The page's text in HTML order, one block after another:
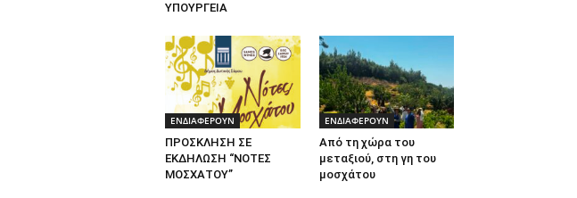
ΥΠΟΥΡΓΕΙΑ
ΕΝΔΙΑΦΕΡΟΥΝ
ΠΡΟΣΚΛΗΣΗ ΣΕ
ΕΚΔΗΛΩΣΗ “ΝΟΤΕΣ
ΜΟΣΧΑΤΟΥ”
ΕΝΔΙΑΦΕΡΟΥΝ
Από τη χώρα του
μεταξιού, στη γη του
μοσχάτου